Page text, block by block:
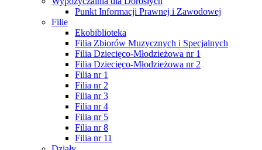
Punkt Informacji Prawnej i Zawodowej
Filie
Ekobiblioteka
Filia Zbiorów Muzycznych i Specjalnych
Filia Dziecięco-Młodzieżowa nr 1
Filia Dziecięco-Młodzieżowa nr 2
Filia nr 1
Filia nr 2
Filia nr 3
Filia nr 4
Filia nr 5
Filia nr 8
Filia nr 11